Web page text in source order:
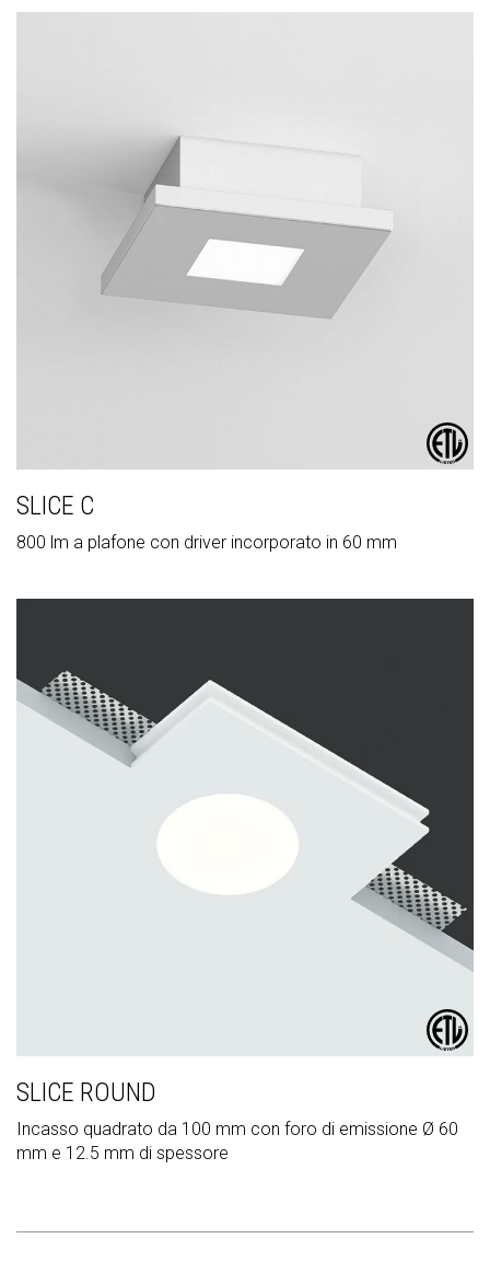
SLICE C
800 lm a plafone con driver incorporato in 60 mm
SLICE ROUND
Incasso quadrato da 100 mm con foro di emissione Ø 60
mm e 12.5 mm di spessore